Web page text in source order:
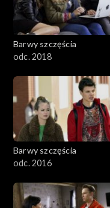
Barwy szczęścia
odc. 2018
Barwy szczęścia
odc. 2016